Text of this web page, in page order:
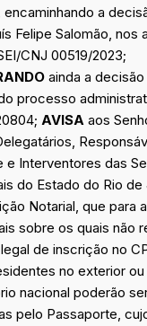
a
Felipe Salomão, nos
CNJ 00519/2023;
ainda a
processo
AVISA aos
e Interventores das
do Estado do Rio de
Notarial, que para
sobre os quais não
de inscrição no
no exterior
nacional poderão
pelo Passaporte,